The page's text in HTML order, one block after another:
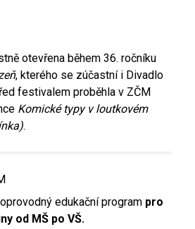
otevřena během 36. ročníku
, kterého se zúčastní i Divadlo
festivalem proběhla v ZČM
Komické typy v loutkovém
.
edukační program pro
od MŠ po VŠ.